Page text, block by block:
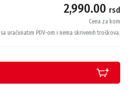
2,990.00 rsd
Cena za kom
uračunatim PDV-om i nema skrivenih troškova.